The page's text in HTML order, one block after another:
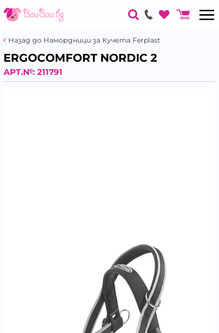
Назад до Намордници за Кучета Ferplast
ERGOCOMFORT NORDIC 2
АРТ.№: 211791